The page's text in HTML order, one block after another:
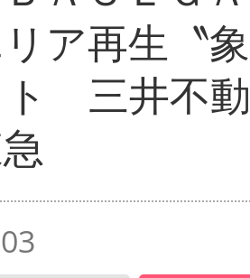
ア再生〝
ト 三井不